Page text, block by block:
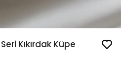
Kıkırdak Küpe